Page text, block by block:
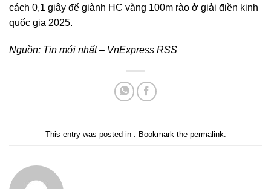
cách 0,1 giây để giành HC vàng 100m rào ở giải điền kinh
quốc gia 2025.
Nguồn: Tin mới nhất – VnExpress RSS
This entry was posted in . Bookmark the permalink